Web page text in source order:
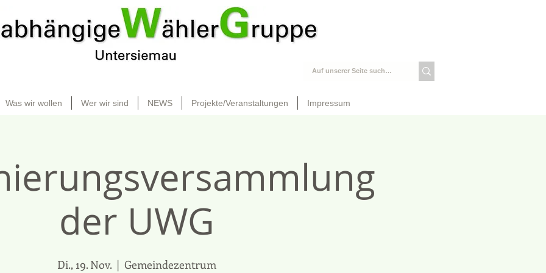
Was wir wollen Wer wir sind NEWS Projekte/Veranstaltungen Impressum
der UWG
Di., 19. Nov.
  |
Gemeindezentrum